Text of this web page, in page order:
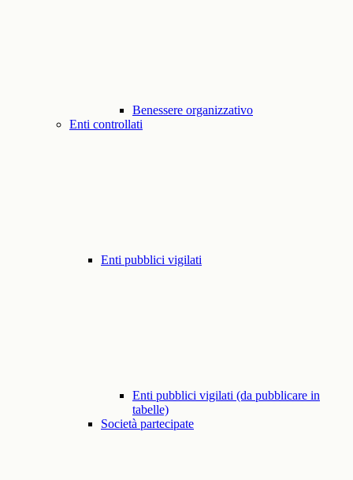
Benessere organizzativo
Enti controllati
Enti pubblici vigilati
Enti pubblici vigilati (da pubblicare in
tabelle)
Società partecipate